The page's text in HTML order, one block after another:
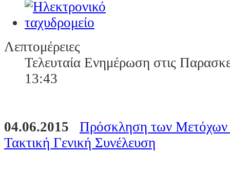
Λεπτομέρειες
Τελευταία Ενημέρωση στις
13:43
04.06.2015 Πρόσκληση των Μετόχων
Τακτική Γενική Συνέλευση